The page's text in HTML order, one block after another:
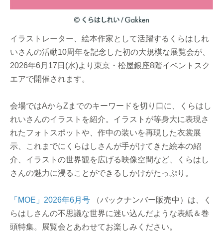
イラストレーター、絵本作家として活躍するくらはしれ
いさんの活動10周年を記念した初の大規模な展覧会が、
2026年6月17日(水)より東京・松屋銀座8階イベントスク
エアで開催されます。
会場ではAからZまでのキーワードを切り口に、くらはし
れいさんのイラストを紹介。イラストが等身大に表現さ
れたフォトスポットや、作中の装いを再現した衣裳展
示、これまでにくらはしさんが手がけてきた絵本の紹
介、イラストの世界観を広げる映像空間など、くらはし
さんの魅力に浸ることができるしかけがたっぷり。
「MOE」2026年6月号
（バックナンバー販売中）は、く
らはしさんの不思議な世界に迷い込んだような表紙＆巻
頭特集。展覧会とあわせてお楽しみください。